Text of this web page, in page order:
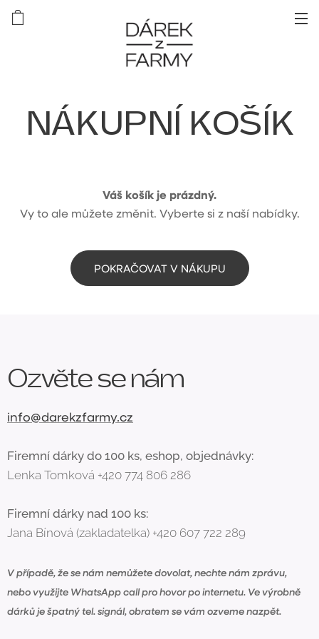
NÁKUPNÍ KOŠÍK
Váš košík je prázdný.
Vy to ale můžete změnit. Vyberte si z naší nabídky.
POKRAČOVAT V NÁKUPU
Ozvěte se nám
info@darekzfarmy.cz
Firemní dárky do 100 ks, eshop, objednávky:
Lenka Tomková +420 774 806 286
Firemní dárky nad 100 ks:
Jana Bínová (zakladatelka) +420 607 722 289
V případě, že se nám nemůžete dovolat, nechte nám zprávu,
nebo využijte WhatsApp call pro hovor po internetu. Ve výrobně
dárků je špatný tel. signál, obratem se vám ozveme nazpět.